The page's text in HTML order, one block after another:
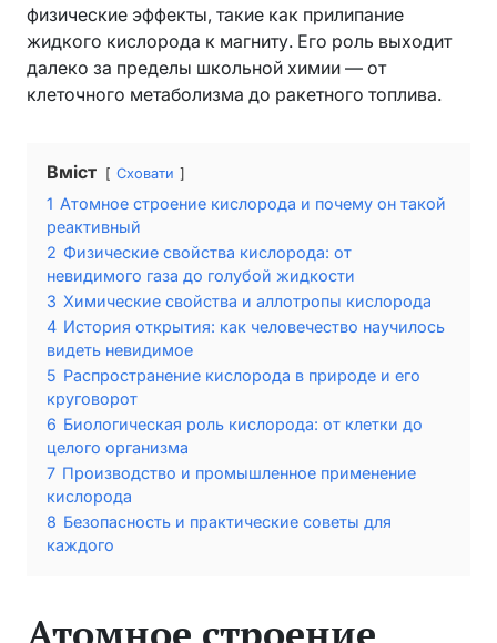
физические эффекты, такие как прилипание
жидкого кислорода к магниту. Его роль выходит
далеко за пределы школьной химии — от
клеточного метаболизма до ракетного топлива.
Вміст Сховати
1 Атомное строение кислорода и почему он такой
реактивный
2 Физические свойства кислорода: от
невидимого газа до голубой жидкости
3 Химические свойства и аллотропы кислорода
4 История открытия: как человечество научилось
видеть невидимое
5 Распространение кислорода в природе и его
круговорот
6 Биологическая роль кислорода: от клетки до
целого организма
7 Производство и промышленное применение
кислорода
8 Безопасность и практические советы для
каждого